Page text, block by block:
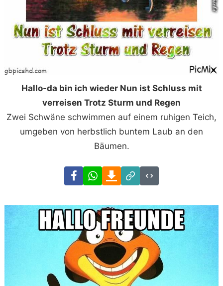
Hallo-da bin ich wieder Nun ist Schluss mit
verreisen Trotz Sturm und Regen
Zwei Schwäne schwimmen auf einem ruhigen Teich,
umgeben von herbstlich buntem Laub an den
Bäumen.
FacebookWhatsAppDownload
Link
Code